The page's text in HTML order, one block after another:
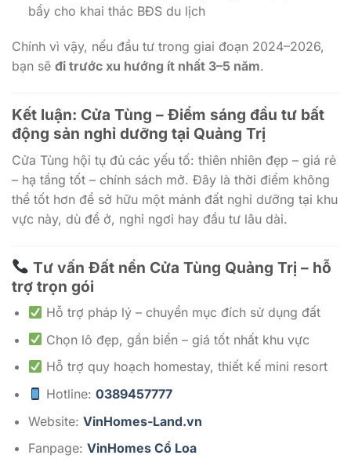
bẩy cho khai thác BĐS du lịch
Chính vì vậy, nếu đầu tư trong giai đoạn 2024–2026,
bạn sẽ đi trước xu hướng ít nhất 3–5 năm.
Kết luận: Cửa Tùng – Điểm sáng đầu tư bất
động sản nghỉ dưỡng tại Quảng Trị
Cửa Tùng hội tụ đủ các yếu tố: thiên nhiên đẹp – giá rẻ
– hạ tầng tốt – chính sách mở. Đây là thời điểm không
thể tốt hơn để sở hữu một mảnh đất nghỉ dưỡng tại khu
vực này, dù để ở, nghỉ ngơi hay đầu tư lâu dài.
Tư vấn Đất nền Cửa Tùng Quảng Trị – hỗ
trợ trọn gói
Hỗ trợ pháp lý – chuyển mục đích sử dụng đất
Chọn lô đẹp, gần biển – giá tốt nhất khu vực
Hỗ trợ quy hoạch homestay, thiết kế mini resort
Hotline:0389457777
Website: VinHomes-Land.vn
Fanpage: VinHomes Cổ Loa